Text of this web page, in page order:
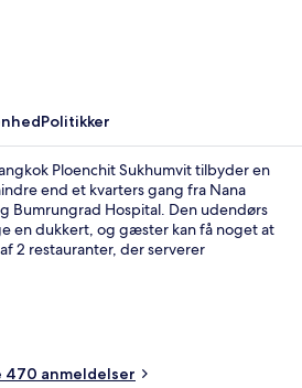
Politikker
Ploenchit Sukhumvit tilbyder en
end et kvarters gang fra Nana
Bumrungrad Hospital. Den udendørs
en dukkert, og gæster kan få noget at
2 restauranter, der serverer
luksusfaciliteter har også en
og en sauna. Rejsende er glade for den
Ploenchit BTS-station ligger 5
station 8 minutter væk.
470 anmeldelser